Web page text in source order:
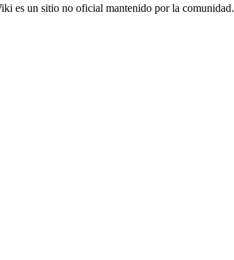
es un sitio no oficial mantenido por la comunidad.